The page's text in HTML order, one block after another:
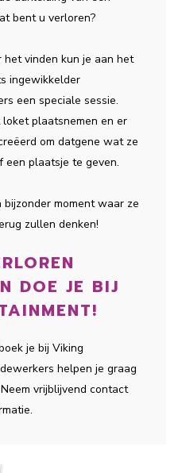
bent u verloren?
het vinden kun je aan het
ingewikkelder
een speciale sessie.
plaatsnemen en er
om datgene wat ze
plaatsje te geven.
moment waar ze
zullen denken!
DOE JE BIJ
je bij Viking
helpen je graag
vrijblijvend contact